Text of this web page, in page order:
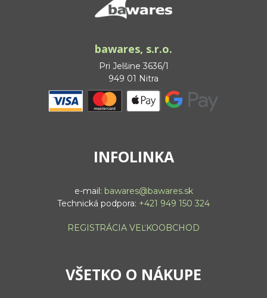
bawares, s.r.o.
Pri Jelšine 3636/1
949 01 Nitra
INFOLINKA
e-mail: bawares@bawares.sk
Technická podpora: +421 949 150 324
REGISTRÁCIA VEĽKOOBCHOD
VŠETKO O NÁKUPE